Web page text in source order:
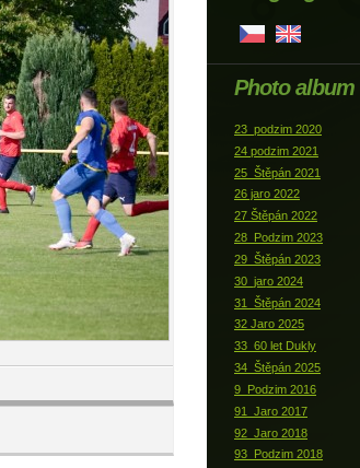
Photo album
23_podzim 2020
24 podzim 2021
25_Štěpán 2021
26 jaro 2022
27 Štěpán 2022
28_Podzim 2023
29_Štěpán 2023
30_jaro 2024
31_Štěpán 2024
32 Jaro 2025
33_60 let Dukly
34_Štěpán 2025
9_Podzim 2016
91_Jaro 2017
92_Jaro 2018
93_Podzim 2018